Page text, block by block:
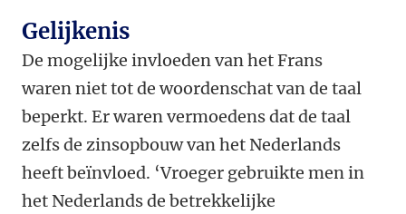
Gelijkenis
De mogelijke invloeden van het Frans
waren niet tot de woordenschat van de taal
beperkt. Er waren vermoedens dat de taal
zelfs de zinsopbouw van het Nederlands
heeft beïnvloed. ‘Vroeger gebruikte men in
het Nederlands de betrekkelijke